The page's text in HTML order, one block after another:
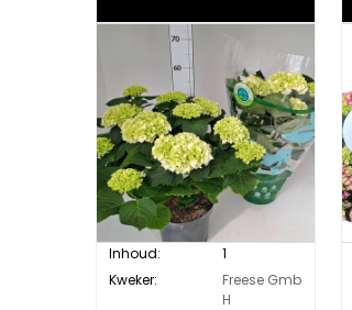
Inhoud:
1
Kweker:
Freese Gmb
H